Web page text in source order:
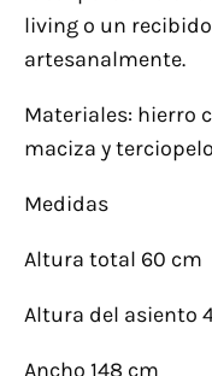
living o un
artesanalmente.
Materiales: hierro
maciza y
Medidas
Altura total 60 cm
Altura del asiento
Ancho 148 cm